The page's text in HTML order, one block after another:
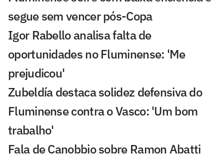
segue sem vencer pós-Copa
Igor Rabello analisa falta de
oportunidades no Fluminense: 'Me
prejudicou'
Zubeldía destaca solidez defensiva do
Fluminense contra o Vasco: 'Um bom
trabalho'
Fala de Canobbio sobre Ramon Abatti